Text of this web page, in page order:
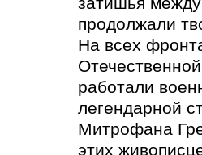
продолжали
На всех
работали
легендарной
Митрофана
этих